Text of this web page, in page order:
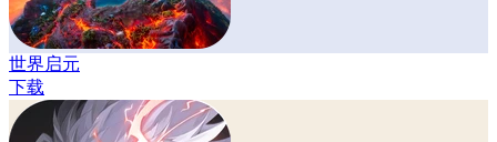
世界启元
下载